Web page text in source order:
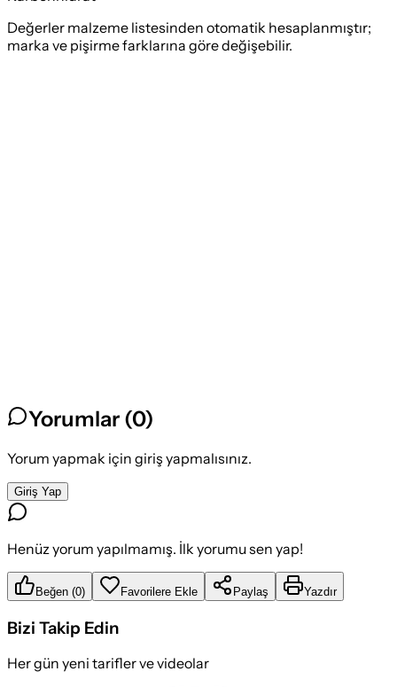
Değerler malzeme listesinden otomatik hesaplanmıştır;
marka ve pişirme farklarına göre değişebilir.
Yorumlar (0)
Yorum yapmak için giriş yapmalısınız.
Giriş Yap
Henüz yorum yapılmamış. İlk yorumu sen yap!
Beğen (0) Favorilere Ekle Paylaş Yazdır
Bizi Takip Edin
Her gün yeni tarifler ve videolar